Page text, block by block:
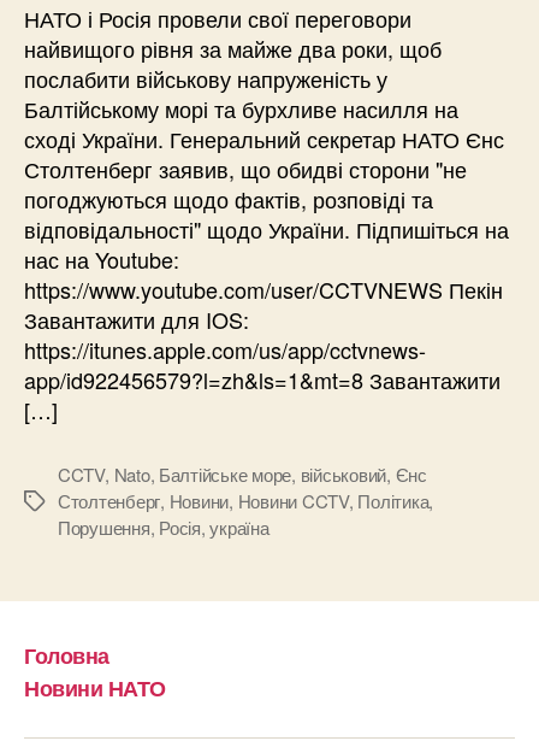
НАТО і Росія провели свої переговори
найвищого рівня за майже два роки, щоб
послабити військову напруженість у
Балтійському морі та бурхливе насилля на
сході України. Генеральний секретар НАТО Єнс
Столтенберг заявив, що обидві сторони "не
погоджуються щодо фактів, розповіді та
відповідальності" щодо України. Підпишіться на
нас на Youtube:
https://www.youtube.com/user/CCTVNEWS Пекін
Завантажити для IOS:
https://itunes.apple.com/us/app/cctvnews-
app/id922456579?l=zh&ls=1&mt=8 Завантажити
[…]
Позначки
CCTV, Nato, Балтійське море, військовий, Єнс
Столтенберг, Новини, Новини CCTV, Політика,
Порушення, Росія,україна
Головна
Новини НАТО